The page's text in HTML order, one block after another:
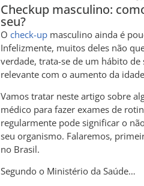
Checkup masculino:
seu?
O check-up masculino ainda é
Infelizmente, muitos deles não
verdade, trata-se de um hábito
relevante com o aumento da
Vamos tratar neste artigo sobre
médico para fazer exames de
regularmente pode significar o
seu organismo. Falaremos,
no Brasil.
Segundo o Ministério da Saúde…